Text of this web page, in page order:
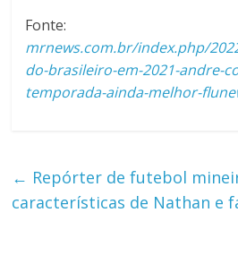
Fonte:
mrnews.com.br/index.php/
do-brasileiro-em-2021-andre-
temporada-ainda-melhor-
← Repórter de futebol
características de Nathan e